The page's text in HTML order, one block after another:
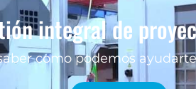
integral de
como podemos